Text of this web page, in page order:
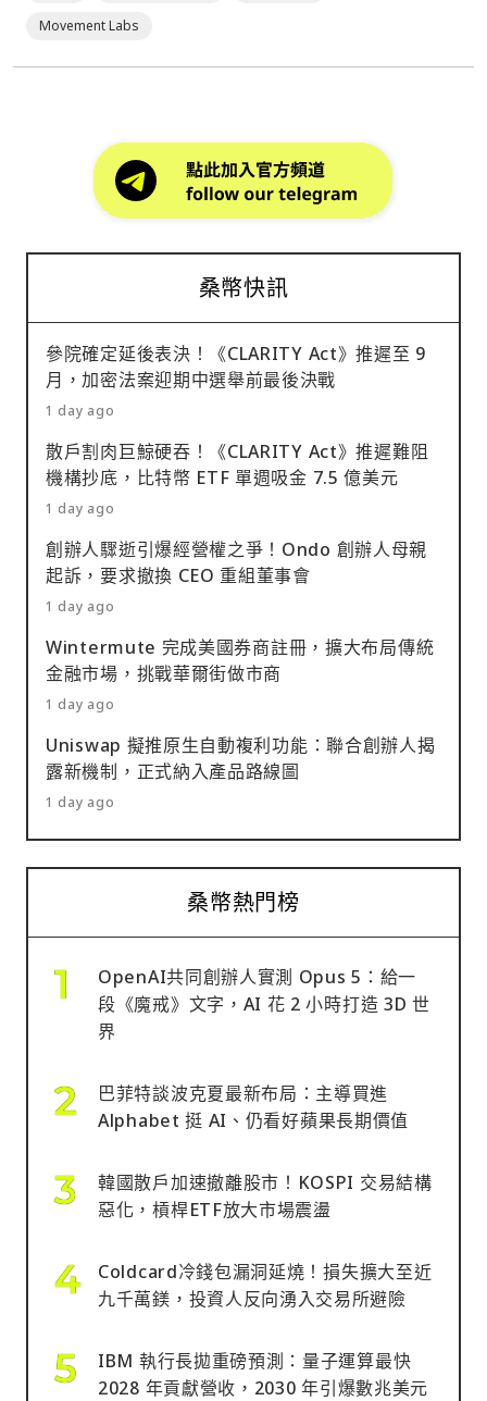
Movement Labs
桑幣快訊
參院確定延後表決！《CLARITY Act》推遲至 9
月，加密法案迎期中選舉前最後決戰
1 day ago
散戶割肉巨鯨硬吞！《CLARITY Act》推遲難阻
機構抄底，比特幣 ETF 單週吸金 7.5 億美元
1 day ago
創辦人驟逝引爆經營權之爭！Ondo 創辦人母親
起訴，要求撤換 CEO 重組董事會
1 day ago
Wintermute 完成美國券商註冊，擴大布局傳統
金融市場，挑戰華爾街做市商
1 day ago
Uniswap 擬推原生自動複利功能：聯合創辦人揭
露新機制，正式納入產品路線圖
1 day ago
桑幣熱門榜
OpenAI共同創辦人實測 Opus 5：給一
段《魔戒》文字，AI 花 2 小時打造 3D 世
界
巴菲特談波克夏最新布局：主導買進
Alphabet 挺 AI、仍看好蘋果長期價值
韓國散戶加速撤離股市！KOSPI 交易結構
惡化，槓桿ETF放大市場震盪
Coldcard冷錢包漏洞延燒！損失擴大至近
九千萬鎂，投資人反向湧入交易所避險
IBM 執行長拋重磅預測：量子運算最快
2028 年貢獻營收，2030 年引爆數兆美元